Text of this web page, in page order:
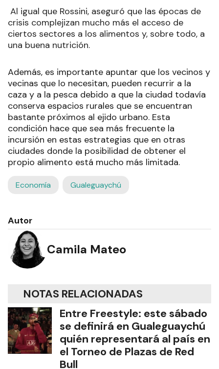
Al igual que Rossini, aseguró que las épocas de
crisis complejizan mucho más el acceso de
ciertos sectores a los alimentos y, sobre todo, a
una buena nutrición.
Además, es importante apuntar que los vecinos y
vecinas que lo necesitan, pueden recurrir a la
caza y a la pesca debido a que la ciudad todavía
conserva espacios rurales que se encuentran
bastante próximos al ejido urbano. Esta
condición hace que sea más frecuente la
incursión en estas estrategias que en otras
ciudades donde la posibilidad de obtener el
propio alimento está mucho más limitada.
Economía Gualeguaychú
Autor
Camila Mateo
NOTAS RELACIONADAS
Entre Freestyle: este sábado
se definirá en Gualeguaychú
quién representará al país en
el Torneo de Plazas de Red
Bull